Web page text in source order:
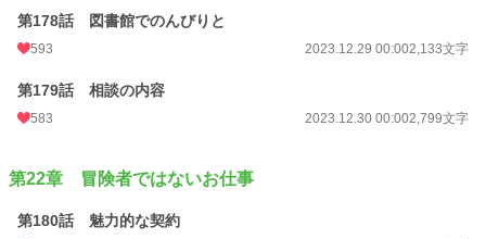
第178話 図書館でのんびりと
593 2023.12.29 00:002,133文字
第179話 相談の内容
583 2023.12.30 00:002,799文字
第22章 冒険者ではないお仕事
第180話 魅力的な契約